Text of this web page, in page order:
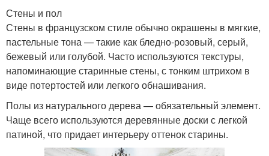
Стены и пол
Стены в французском стиле обычно окрашены в мягкие,
пастельные тона — такие как бледно-розовый, серый,
бежевый или голубой. Часто используются текстуры,
напоминающие старинные стены, с тонким штрихом в
виде потертостей или легкого обнашивания.
Полы из натурального дерева — обязательный элемент.
Чаще всего используются деревянные доски с легкой
патиной, что придает интерьеру оттенок старины.